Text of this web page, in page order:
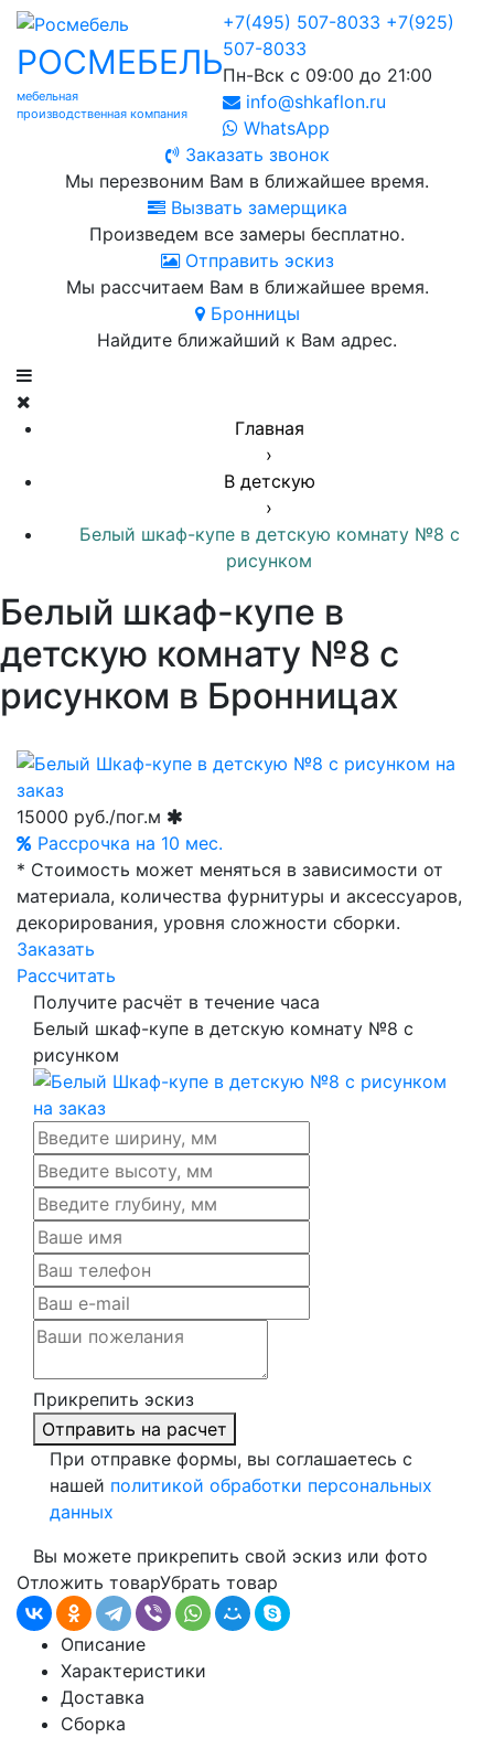
РОСМЕБЕЛЬ
мебельная
производственная компания
+7(495) 507-8033 +7(925)
507-8033
Пн-Вск с 09:00 до 21:00
info@shkaflon.ru
WhatsApp
Заказать звонок
Мы перезвоним Вам в ближайшее время.
Вызвать замерщика
Произведем все замеры бесплатно.
Отправить эскиз
Мы рассчитаем Вам в ближайшее время.
Бронницы
Найдите ближайший к Вам адрес.
Главная
›
В детскую
›
Белый шкаф-купе в детскую комнату №8 с
рисунком
Белый шкаф-купе в
детскую комнату №8 с
рисунком в Бронницах
15000 руб./пог.м
Рассрочка на 10 мес.
* Стоимость может меняться в зависимости от
материала, количества фурнитуры и аксессуаров,
декорирования, уровня сложности сборки.
Заказать
Рассчитать
Получите расчёт в течение часа
Белый шкаф-купе в детскую комнату №8 с
рисунком
Прикрепить эскиз
Отправить на расчет
При отправке формы, вы соглашаетесь с
нашей политикой обработки персональных
данных
Вы можете прикрепить свой эскиз или фото
Отложить товарУбрать товар
Описание
Характеристики
Доставка
Сборка